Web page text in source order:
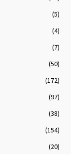
(5)
(4)
(7)
(50)
(172)
(97)
(38)
(154)
(20)